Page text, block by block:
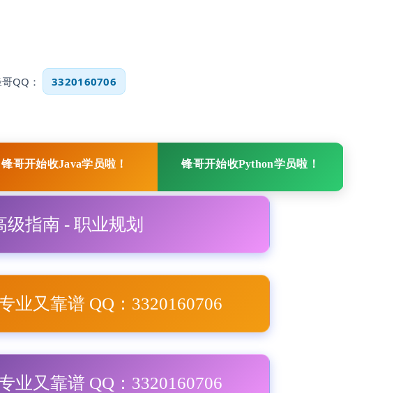
QQ： 3320160706
锋哥开始收Java学员啦！ 锋哥开始收Python学员啦！
指南 - 职业规划
业又靠谱 QQ：3320160706
业又靠谱 QQ：3320160706